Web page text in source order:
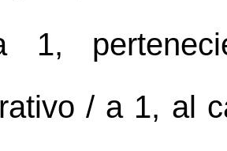
1,
/ a 1, al